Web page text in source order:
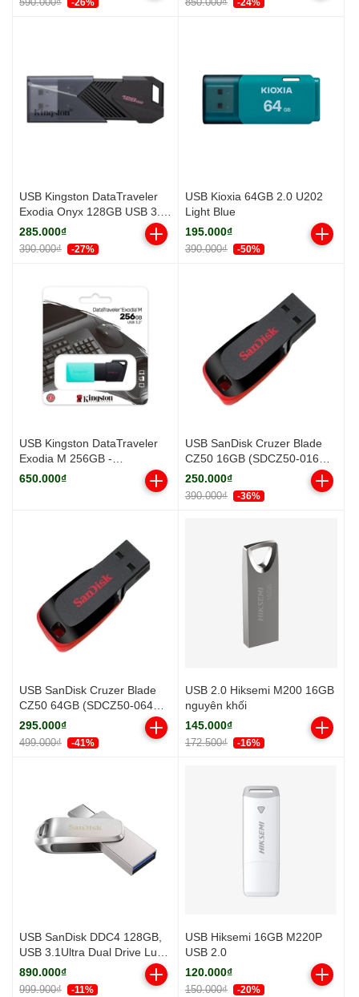
USB Kingston DataTraveler
Exodia Onyx 128GB USB 3.2
(DTXON/128GB)
285.000₫
390.000₫ -27%
USB Kioxia 64GB 2.0 U202
Light Blue
195.000₫
390.000₫ -50%
USB Kingston DataTraveler
Exodia M 256GB -
DTXM/256GB
650.000₫
USB SanDisk Cruzer Blade
CZ50 16GB (SDCZ50-016G-
B35)
250.000₫
390.000₫ -36%
USB SanDisk Cruzer Blade
CZ50 64GB (SDCZ50-064G-
B35)
295.000₫
499.000₫ -41%
USB 2.0 Hiksemi M200 16GB
nguyên khối
145.000₫
172.500₫ -16%
USB SanDisk DDC4 128GB,
USB 3.1Ultra Dual Drive Luxe
OTG Type-C SDDDC4-128G-
G46
890.000₫
999.900₫ -11%
USB Hiksemi 16GB M220P
USB 2.0
120.000₫
150.000₫ -20%